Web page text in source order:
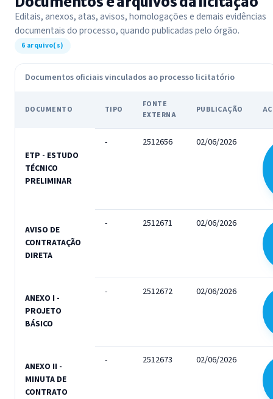
Editais, anexos, atas, avisos, homologações e demais evidências
documentais do processo, quando publicadas pelo órgão.
6 arquivo(s)
Documentos oficiais vinculados ao processo licitatório
DOCUMENTO TIPO
FONTE
EXTERNA
PUBLICAÇÃO
ETP - ESTUDO
TÉCNICO
PRELIMINAR
- 2512656 02/06/2026
AVISO DE
CONTRATAÇÃO
DIRETA
- 2512671 02/06/2026
ANEXO I -
PROJETO
BÁSICO
- 2512672 02/06/2026
ANEXO II -
MINUTA DE
CONTRATO
- 2512673 02/06/2026